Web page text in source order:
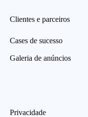
Clientes e parceiros
Cases de sucesso
Galeria de anúncios
Privacidade